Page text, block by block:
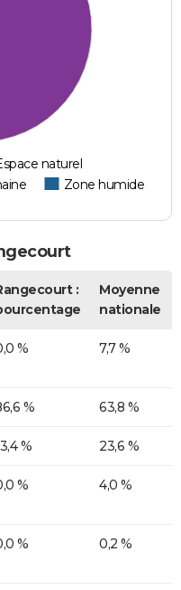
naturel
Zone humide
:
Moyenne
nationale
% 7,7 %
% 63,8 %
% 23,6 %
% 4,0 %
% 0,2 %